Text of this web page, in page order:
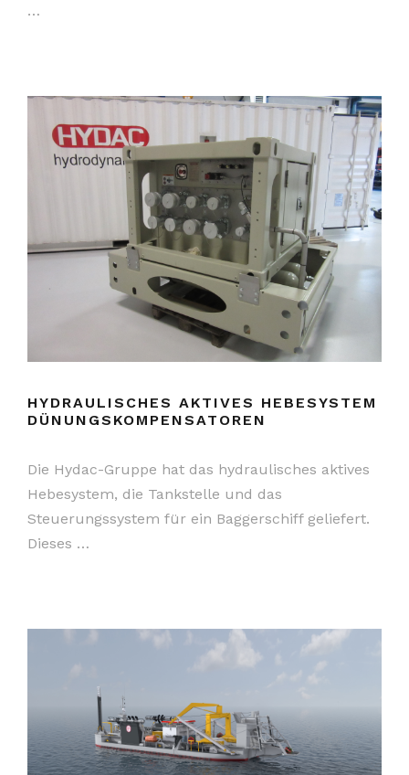
…
HYDRAULISCHES AKTIVES HEBESYSTEM
DÜNUNGSKOMPENSATOREN
Die Hydac-Gruppe hat das hydraulisches aktives
Hebesystem, die Tankstelle und das
Steuerungssystem für ein Baggerschiff geliefert.
Dieses …